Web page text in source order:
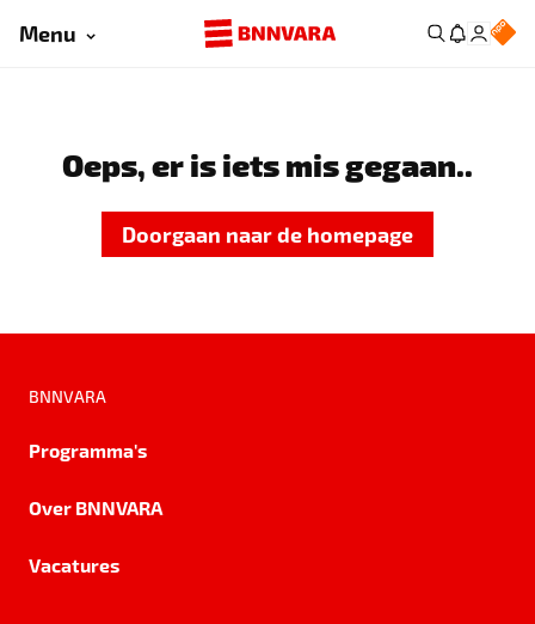
Menu
Oeps, er is iets mis gegaan..
Doorgaan naar de homepage
BNNVARA
Programma's
Over BNNVARA
Vacatures